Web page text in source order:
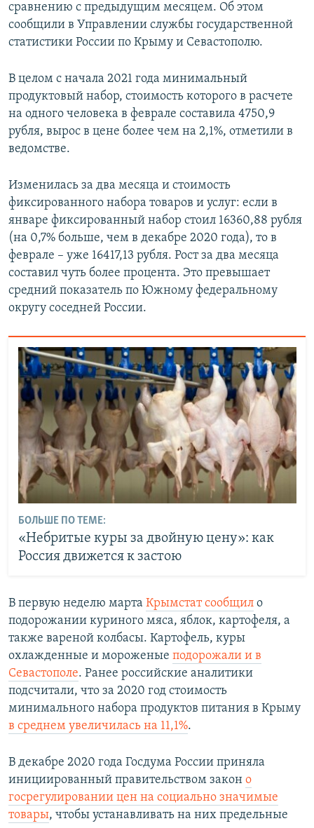
сравнению с предыдущим месяцем. Об этом
сообщили в Управлении службы государственной
статистики России по Крыму и Севастополю.
В целом с начала 2021 года минимальный
продуктовый набор, стоимость которого в расчете
на одного человека в феврале составила 4750,9
рубля, вырос в цене более чем на 2,1%, отметили в
ведомстве.
Изменилась за два месяца и стоимость
фиксированного набора товаров и услуг: если в
январе фиксированный набор стоил 16360,88 рубля
(на 0,7% больше, чем в декабре 2020 года), то в
феврале – уже 16417,13 рубля. Рост за два месяца
составил чуть более процента. Это превышает
средний показатель по Южному федеральному
округу соседней России.
БОЛЬШЕ ПО ТЕМЕ:
«Небритые куры за двойную цену»: как
Россия движется к застою
В первую неделю марта Крымстат сообщил о
подорожании куриного мяса, яблок, картофеля, а
также вареной колбасы. Картофель, куры
охлажденные и мороженые подорожали и в
Севастополе. Ранее российские аналитики
подсчитали, что за 2020 год стоимость
минимального набора продуктов питания в Крыму
в среднем увеличилась на 11,1%.
В декабре 2020 года Госдума России приняла
инициированный правительством закон о
госрегулировании цен на социально значимые
товары, чтобы устанавливать на них предельные